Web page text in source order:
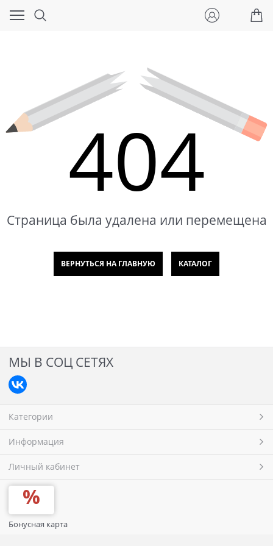
404
Страница была удалена или перемещена
ВЕРНУТЬСЯ НА ГЛАВНУЮ КАТАЛОГ
МЫ В СОЦ СЕТЯХ
Категории
Информация
Личный кабинет
Бонусная карта